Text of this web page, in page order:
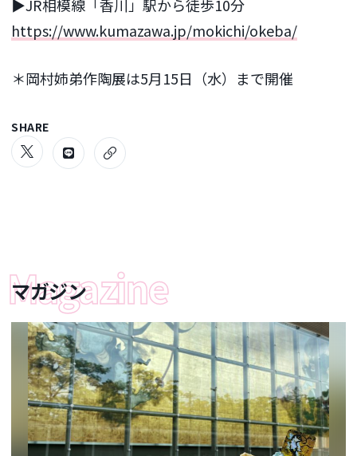
▶︎JR相模線「香川」駅から徒歩10分
https://www.kumazawa.jp/mokichi/okeba/
＊岡村姉弟作陶展は5月15日（水）まで開催
SHARE
マガジン